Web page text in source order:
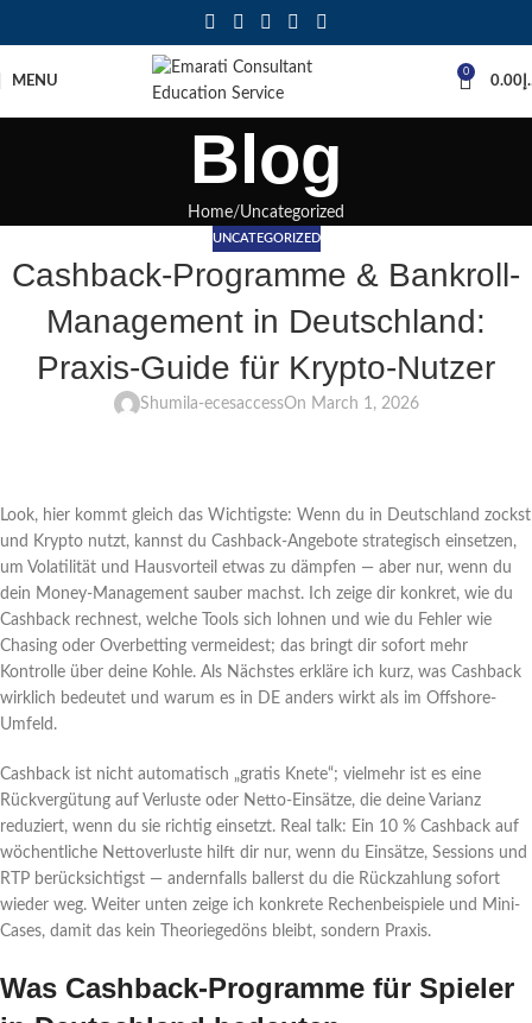
MENU
0
0.00
Blog
Home Uncategorized
UNCATEGORIZED
Cashback-Programme & Bankroll-
Management in Deutschland:
Praxis-Guide für Krypto-Nutzer
Shumila-ecesaccessOn March 1, 2026
Look, hier kommt gleich das Wichtigste: Wenn du in Deutschland zockst
und Krypto nutzt, kannst du Cashback-Angebote strategisch einsetzen,
um Volatilität und Hausvorteil etwas zu dämpfen — aber nur, wenn du
dein Money-Management sauber machst. Ich zeige dir konkret, wie du
Cashback rechnest, welche Tools sich lohnen und wie du Fehler wie
Chasing oder Overbetting vermeidest; das bringt dir sofort mehr
Kontrolle über deine Kohle. Als Nächstes erkläre ich kurz, was Cashback
wirklich bedeutet und warum es in DE anders wirkt als im Offshore-
Umfeld.
Cashback ist nicht automatisch „gratis Knete“; vielmehr ist es eine
Rückvergütung auf Verluste oder Netto-Einsätze, die deine Varianz
reduziert, wenn du sie richtig einsetzt. Real talk: Ein 10 % Cashback auf
wöchentliche Nettoverluste hilft dir nur, wenn du Einsätze, Sessions und
RTP berücksichtigst — andernfalls ballerst du die Rückzahlung sofort
wieder weg. Weiter unten zeige ich konkrete Rechenbeispiele und Mini-
Cases, damit das kein Theoriegedöns bleibt, sondern Praxis.
Was Cashback-Programme für Spieler